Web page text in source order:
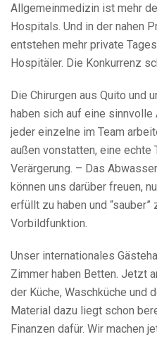
Allgemeinmedizin ist mehr
Hospitals. Und in der nahen
entstehen mehr private
Hospitäler. Die Konkurrenz
Die Chirurgen aus Quito und
haben sich auf eine
jeder einzelne im Team
außen vonstatten, eine echte
Verärgerung. – Das
können uns darüber freuen,
erfüllt zu haben und
Vorbildfunktion.
Unser internationales
Zimmer haben Betten. Jetzt
der Küche, Waschküche und
Material dazu liegt schon
Finanzen dafür. Wir machen